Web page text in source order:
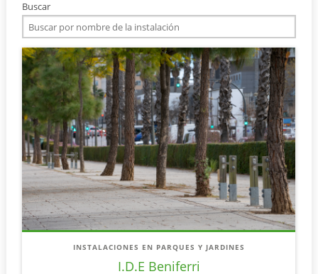
Buscar
INSTALACIONES EN PARQUES Y JARDINES
I.D.E Beniferri